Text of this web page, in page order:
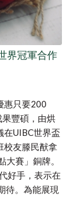
界冠軍合作
惠只要200
豐碩，由烘
在UIBC世界盃
校友滕民猷拿
賽」銅牌。
好手，表示在
待。為能展現